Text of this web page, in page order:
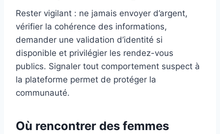
Rester vigilant : ne jamais envoyer d’argent,
vérifier la cohérence des informations,
demander une validation d’identité si
disponible et privilégier les rendez-vous
publics. Signaler tout comportement suspect à
la plateforme permet de protéger la
communauté.
Où rencontrer des femmes